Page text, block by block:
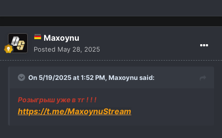
Maxoynu
Posted May 28, 2025
On 5/19/2025 at 1:52 PM, Maxoynusaid:
Розыгрыш уже в тг ! ! !
https://t.me/MaxoynuStream